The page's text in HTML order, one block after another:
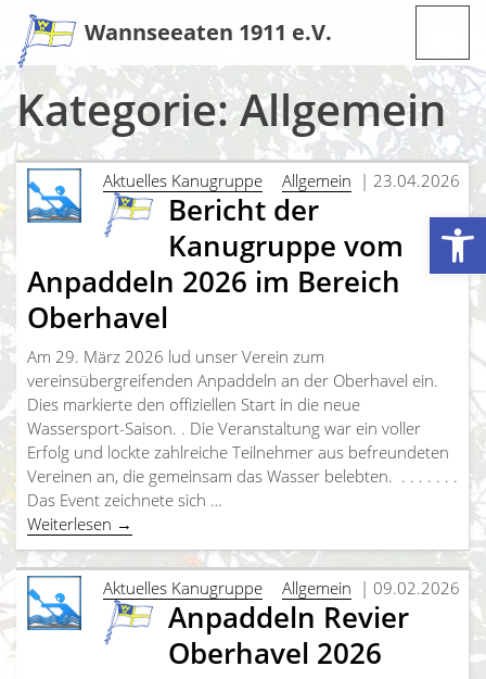
Werkzeugleiste öffnen
Zum
Inhalt
Wannseeaten 1911 e.V.
Kategorie:Allgemein
Aktuelles Kanugruppe Allgemein | 23.04.2026
Bericht der
Kanugruppe vom
Anpaddeln 2026 im Bereich
Oberhavel
Am 29. März 2026 lud unser Verein zum
vereinsübergreifenden Anpaddeln an der Oberhavel ein.
Dies markierte den offiziellen Start in die neue
Wassersport-Saison. . Die Veranstaltung war ein voller
Erfolg und lockte zahlreiche Teilnehmer aus befreundeten
Vereinen an, die gemeinsam das Wasser belebten. ​ ​. . . . . . .
Das Event zeichnete sich …
Weiterlesen →
Aktuelles Kanugruppe Allgemein | 09.02.2026
Anpaddeln Revier
Oberhavel 2026